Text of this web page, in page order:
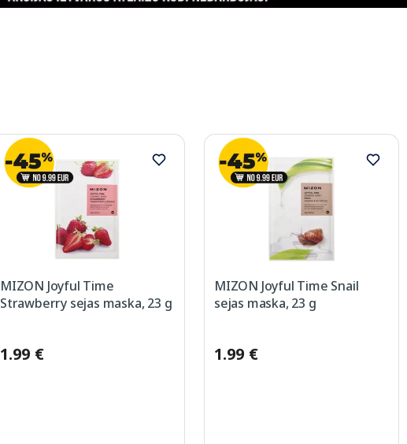
MIZON Joyful Time
Strawberry sejas maska, 23 g
1.99 €
MIZON Joyful Time Snail
sejas maska, 23 g
1.99 €